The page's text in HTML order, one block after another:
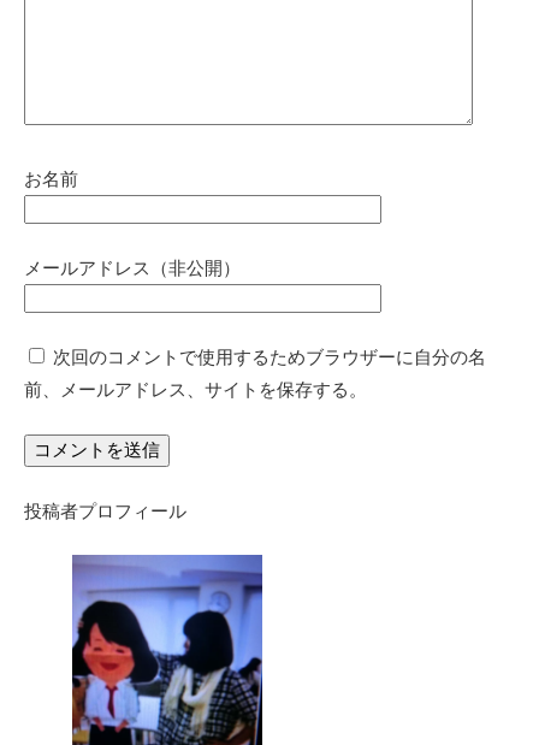
お名前
メールアドレス（非公開）
次回のコメントで使用するためブラウザーに自分の名
前、メールアドレス、サイトを保存する。
投稿者プロフィール